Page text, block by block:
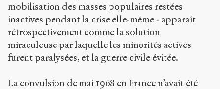
mobilisation des masses populaires restées
inactives pendant la crise elle-même - apparaît
rétrospectivement comme la solution
miraculeuse par laquelle les minorités actives
furent paralysées, et la guerre civile évitée.
La convulsion de mai 1968 en France n’avait été